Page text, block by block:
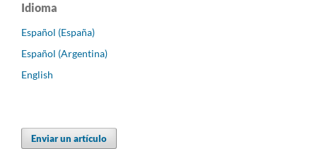
Idioma
Español (España)
Español (Argentina)
English
Enviar un artículo